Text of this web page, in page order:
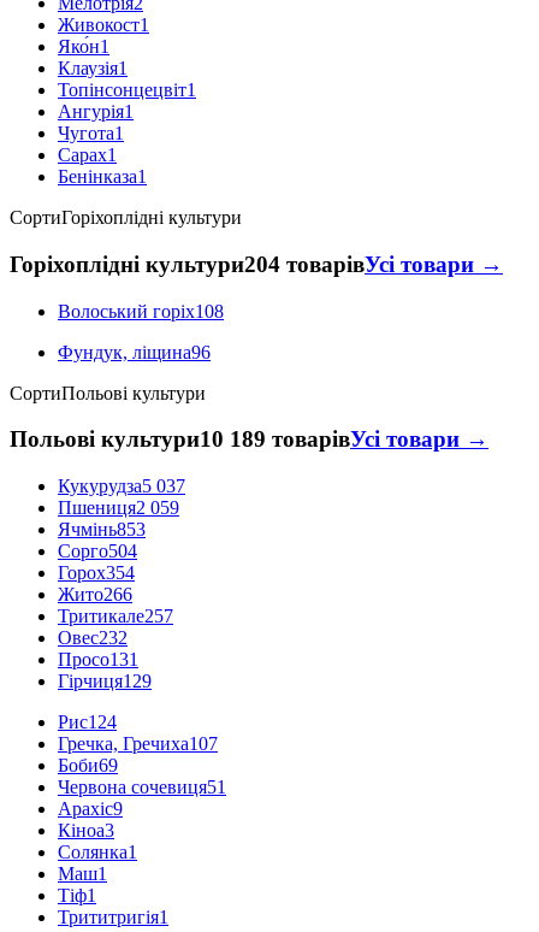
Живокост1
Яко́н1
Клаузія1
Топінсонцецвіт1
Ангурія1
Чугота1
Сарах1
Бенінказа1
СортиГоріхоплідні культури
Горіхоплідні культури204 товарівУсі товари →
Волоський горіх108
Фундук, ліщина96
СортиПольові культури
Польові культури10 189 товарівУсі товари →
Кукурудза5 037
Пшениця2 059
Ячмінь853
Сорго504
Горох354
Жито266
Тритикале257
Овес232
Просо131
Гірчиця129
Рис124
Гречка, Гречиха107
Боби69
Червона сочевиця51
Арахіс9
Кіноа3
Солянка1
Маш1
Тіф1
Трититригія1